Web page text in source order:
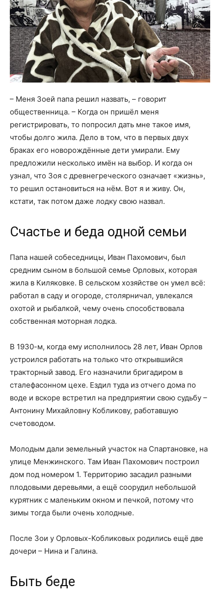
– Меня Зоей папа решил назвать, – говорит
общественница. – Когда он пришёл меня
регистрировать, то попросил дать мне такое имя,
чтобы долго жила. Дело в том, что в первых двух
браках его новорождённые дети умирали. Ему
предложили несколько имён на выбор. И когда он
узнал, что Зоя с древнегреческого означает «жизнь»,
то решил остановиться на нём. Вот я и живу. Он,
кстати, так потом даже лодку свою назвал.
Счастье и беда одной семьи
Папа нашей собеседницы, Иван Пахомович, был
средним сыном в большой семье Орловых, которая
жила в Киляковке. В сельском хозяйстве он умел всё:
работал в саду и огороде, столярничал, увлекался
охотой и рыбалкой, чему очень способствовала
собственная моторная лодка.
В 1930-м, когда ему исполнилось 28 лет, Иван Орлов
устроился работать на только что открывшийся
тракторный завод. Его назначили бригадиром в
сталефасонном цехе. Ездил туда из отчего дома по
воде и вскоре встретил на предприятии свою судьбу –
Антонину Михайловну Кобликову, работавшую
счетоводом.
Молодым дали земельный участок на Спартановке, на
улице Менжинского. Там Иван Пахомович построил
дом под номером 1. Территорию засадил разными
плодовыми деревьями, а ещё соорудил небольшой
курятник с маленьким окном и печкой, потому что
зимы тогда были очень холодные.
После Зои у Орловых-Кобликовых родились ещё две
дочери – Нина и Галина.
Быть беде